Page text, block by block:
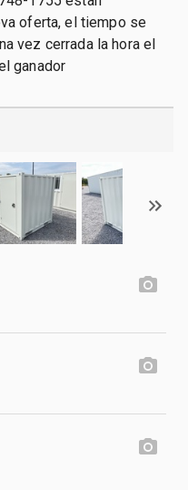
oferta, el tiempo se
vez cerrada la hora el
ganador